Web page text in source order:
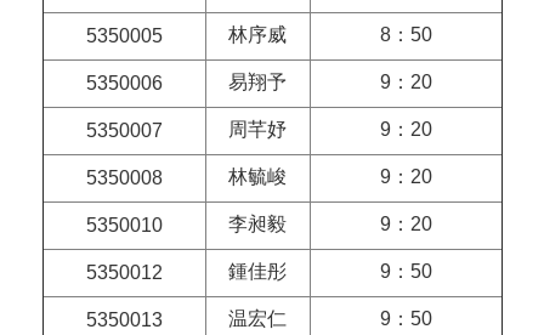
5350005 林序威 8：50
5350006 易翔予 9：20
5350007 周芊妤 9：20
5350008 林毓峻 9：20
5350010 李昶毅 9：20
5350012 鍾佳彤 9：50
5350013 温宏仁 9：50